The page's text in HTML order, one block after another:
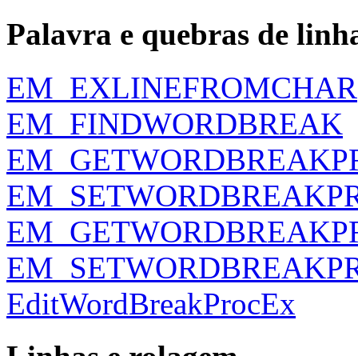
Palavra e quebras de
EM_EXLINEFROMCHAR
EM_FINDWORDBREAK
EditWordBreakProcEx